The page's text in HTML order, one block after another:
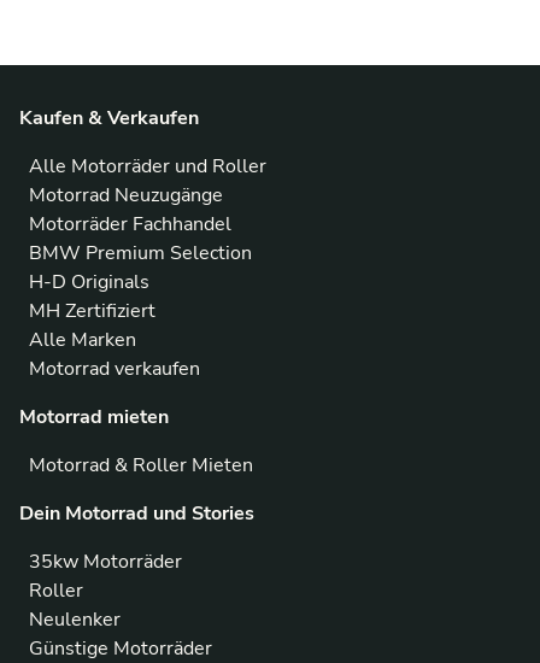
Kaufen & Verkaufen
Alle Motorräder und Roller
Motorrad Neuzugänge
Motorräder Fachhandel
BMW Premium Selection
H-D Originals
MH Zertifiziert
Alle Marken
Motorrad verkaufen
Motorrad mieten
Motorrad & Roller Mieten
Dein Motorrad und Stories
35kw Motorräder
Roller
Neulenker
Günstige Motorräder